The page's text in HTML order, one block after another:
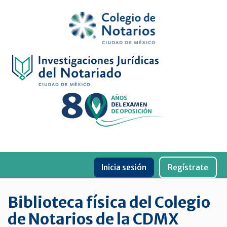
Física
Jurídica
virtual
de
Inicia sesión Regístrate
Biblioteca física del Colegio
de Notarios de la CDMX